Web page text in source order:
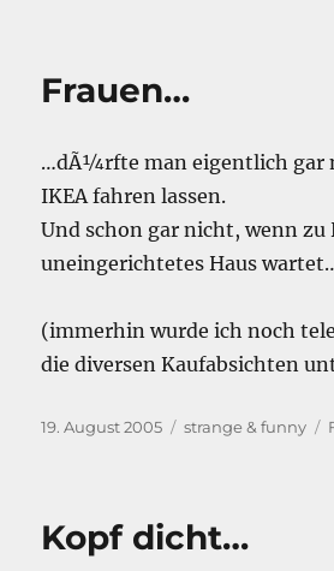
Frauen…
…dÃ¼rfte man eigentlich gar
IKEA fahren lassen.
Und schon gar nicht, wenn zu
uneingerichtetes Haus
(immerhin wurde ich noch
die diversen Kaufabsichten
Veröffentlicht
19. August 2005 Kategorien
strange & funny
Kopf dicht…